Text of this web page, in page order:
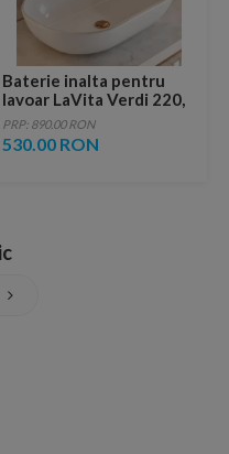
Baterie inalta pentru
lavoar LaVita Verdi 220,
fara ventil, brushed
copper
PRP: 890.00 RON
530.00 RON